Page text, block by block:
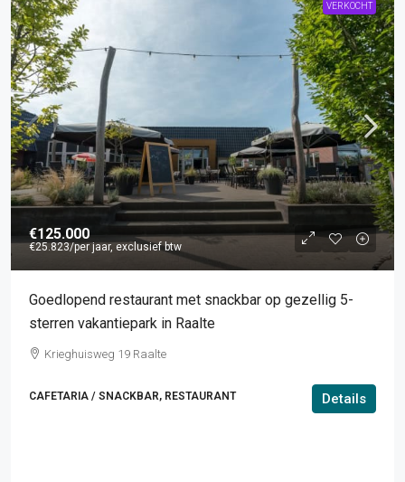
VERKOCHT
€125.000
€25.823/per jaar, exclusief btw
Goedlopend restaurant met snackbar op gezellig 5-
sterren vakantiepark in Raalte
Krieghuisweg 19 Raalte
CAFETARIA / SNACKBAR, RESTAURANT Details